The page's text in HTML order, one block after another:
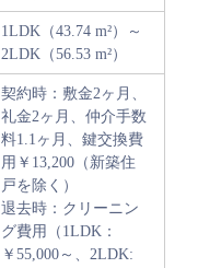
1LDK（43.74 m²）～
2LDK（56.53 m²）
契約時：敷金2ヶ月、
礼金2ヶ月、仲介手数
料1.1ヶ月、鍵交換費
用￥13,200（新築住
戸を除く）
退去時：クリーニン
グ費用（1LDK：
￥55,000～、2LDK: